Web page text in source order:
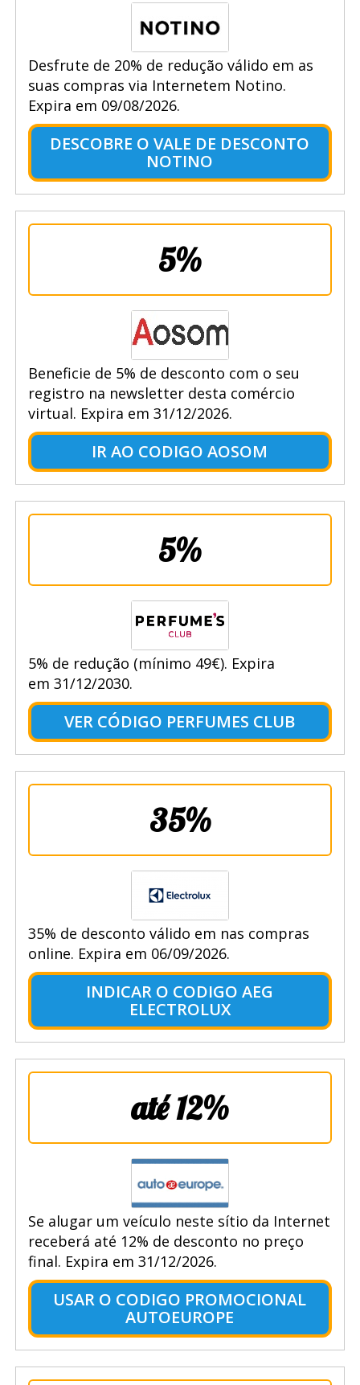
Desfrute de 20% de redução válido em as
suas compras via Internetem Notino.
Expira em 09/08/2026.
DESCOBRE O VALE DE DESCONTO
NOTINO
5%
Beneficie de 5% de desconto com o seu
registro na newsletter desta comércio
virtual. Expira em 31/12/2026.
IR AO CODIGO AOSOM
5%
5% de redução (mínimo 49€). Expira
em 31/12/2030.
VER CÓDIGO PERFUMES CLUB
35%
35% de desconto válido em nas compras
online. Expira em 06/09/2026.
INDICAR O CODIGO AEG
ELECTROLUX
até 12%
Se alugar um veículo neste sítio da Internet
receberá até 12% de desconto no preço
final. Expira em 31/12/2026.
USAR O CODIGO PROMOCIONAL
AUTOEUROPE